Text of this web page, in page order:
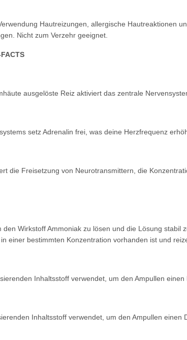
Hautreizungen, allergische Hautreaktionen
Nicht zum Verzehr geeignet.
ausgelöste Reiz aktiviert das zentrale
setzAdrenalin frei, was deine Herzfrequenz
die Freisetzung von Neurotransmittern, die
den WirkstoffAmmoniak zu lösen und die Lösung stabil
einer bestimmten Konzentration vorhanden ist und
Inhaltsstoff verwendet, um den Ampullen einen
Inhaltsstoff verwendet, um den Ampullen einen